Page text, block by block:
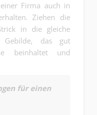
Firma auch in
Ziehen die
in die gleiche
das gut
beinhaltet und
für einen